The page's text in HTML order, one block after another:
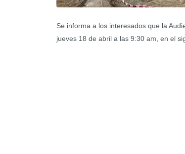
Se informa a los interesados que la
jueves 18 de abril a las 9:30 am, en el